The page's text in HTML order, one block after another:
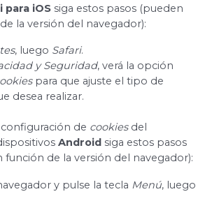
para iOS siga estos pasos (pueden
la versión del navegador):
, luego Safari.
y Seguridad, verá la opción
para que ajuste el tipo de
desea realizar.
configuración de cookiesdel
Android siga estos pasos
función de la versión del navegador):
y pulse la tecla Menú, luego